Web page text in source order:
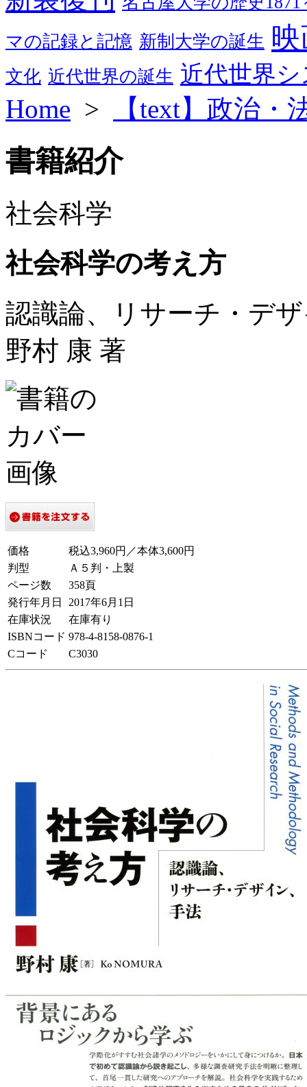
マの記録と記憶 新制大学の誕生
文化 近代世界の誕生 近代世界
Home > 【text】政治・
書籍紹介
社会科学
社会科学の考え方
認識論、リサーチ・デ
野村 康 著
価格
税込3,960円／本体3,600円
判型
Ａ５判・上製
ページ数
358頁
発行年月日
2017年6月1日
在庫状況
在庫有り
ISBNコード 978-4-8158-0876-1
Cコード
C3030